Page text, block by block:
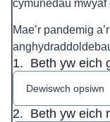
cymunedau mwyaf
Mae’r pandemig
1. Beth yw eich
Dewiswch opsiwn
2. Beth yw eich